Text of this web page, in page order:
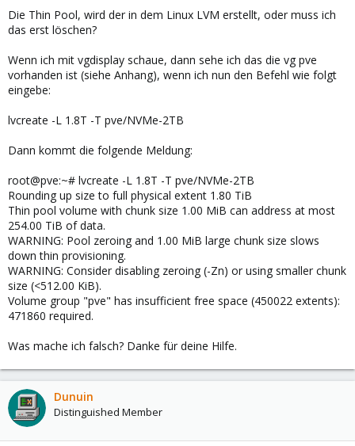
Die Thin Pool, wird der in dem Linux LVM erstellt, oder muss ich
das erst löschen?
Wenn ich mit vgdisplay schaue, dann sehe ich das die vg pve
vorhanden ist (siehe Anhang), wenn ich nun den Befehl wie folgt
eingebe:
lvcreate -L 1.8T -T pve/NVMe-2TB
Dann kommt die folgende Meldung:
root@pve:~# lvcreate -L 1.8T -T pve/NVMe-2TB
Rounding up size to full physical extent 1.80 TiB
Thin pool volume with chunk size 1.00 MiB can address at most
254.00 TiB of data.
WARNING: Pool zeroing and 1.00 MiB large chunk size slows
down thin provisioning.
WARNING: Consider disabling zeroing (-Zn) or using smaller chunk
size (<512.00 KiB).
Volume group "pve" has insufficient free space (450022 extents):
471860 required.
Was mache ich falsch? Danke für deine Hilfe.
Dunuin
Distinguished Member